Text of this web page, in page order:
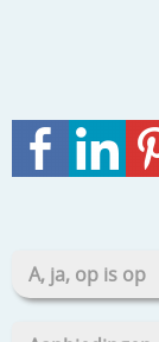
A, ja, op is op